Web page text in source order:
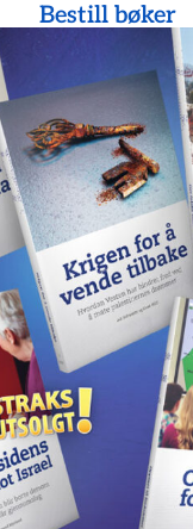
Bestill bøker